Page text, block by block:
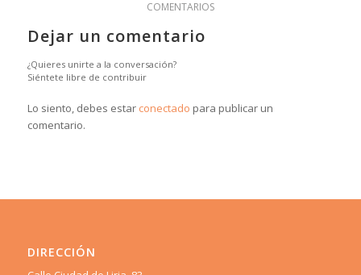
COMENTARIOS
Dejar un comentario
¿Quieres unirte a la conversación?
Siéntete libre de contribuir
Lo siento, debes estar conectado para publicar un
comentario.
DIRECCIÓN